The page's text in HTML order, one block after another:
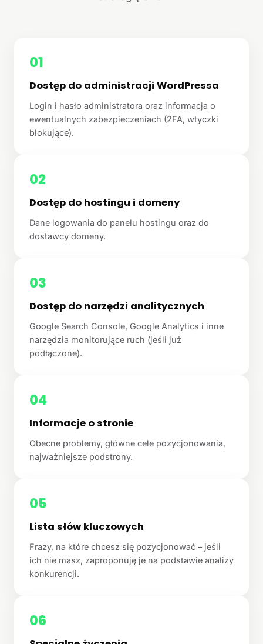
01
Dostęp do administracji WordPressa
Login i hasło administratora oraz informacja o
ewentualnych zabezpieczeniach (2FA, wtyczki
blokujące).
02
Dostęp do hostingu i domeny
Dane logowania do panelu hostingu oraz do
dostawcy domeny.
03
Dostęp do narzędzi analitycznych
Google Search Console, Google Analytics i inne
narzędzia monitorujące ruch (jeśli już
podłączone).
04
Informacje o stronie
Obecne problemy, główne cele pozycjonowania,
najważniejsze podstrony.
05
Lista słów kluczowych
Frazy, na które chcesz się pozycjonować – jeśli
ich nie masz, zaproponuję je na podstawie analizy
konkurencji.
06